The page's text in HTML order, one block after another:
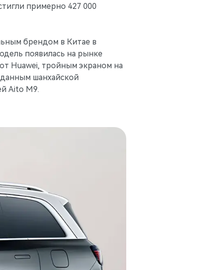
примерно 427 000
брендом в Китае в
появилась на рынке
Huawei, тройным экраном на
шанхайской
Aito M9.